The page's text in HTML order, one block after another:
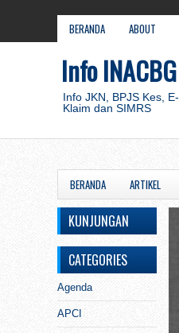
BERANDA ABOUT
Info INACBG
Info JKN, BPJS Kes, E-
Klaim dan SIMRS
BERANDA ARTIKEL
KUNJUNGAN
CATEGORIES
Agenda
APCI